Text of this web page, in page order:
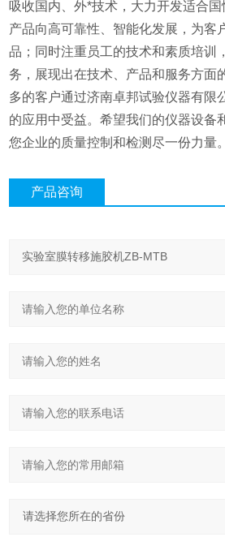
吸收国内、外*技术，大力开发适合
产品向高可靠性、智能化发展，为客
品；同时注重员工的技术和素质培训
务，展现出在技术、产品和服务方面
多的客户通过济南卓邦试验仪器有限
的应用中受益。希望我们的仪器设备
您企业的质量控制和检测尽一份力量。
产品咨询